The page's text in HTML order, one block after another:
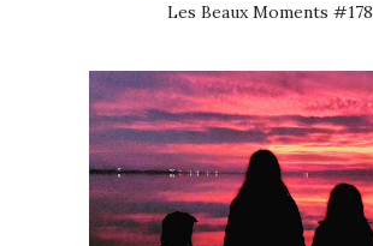
Les Beaux Moments #178